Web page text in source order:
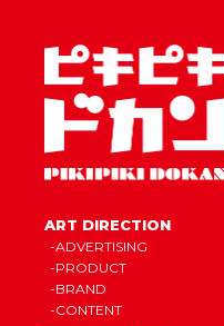
ART DIRECTION
ADVERTISING
PRODUCT
BRAND
CONTENT